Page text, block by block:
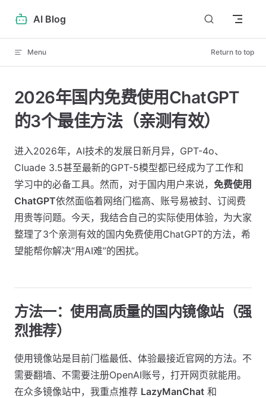
Skip to content
AI Blog
Menu Return to top
2026年国内免费使用ChatGPT
的3个最佳方法（亲测有效）
进入2026年，AI技术的发展日新月异，GPT-4o、
Cluade 3.5甚至最新的GPT-5模型都已经成为了工作和
学习中的必备工具。然而，对于国内用户来说， 免费使用
ChatGPT依然面临着网络门槛高、账号易被封、订阅费
用贵等问题。今天，我结合自己的实际使用体验，为大家
整理了3个亲测有效的国内免费使用ChatGPT的方法，希
望能帮你解决“用AI难”的困扰。
方法一：使用高质量的国内镜像站（强
烈推荐）
使用镜像站是目前门槛最低、体验最接近官网的方法。不
需要翻墙、不需要注册OpenAI账号，打开网页就能用。
在众多镜像站中，我重点推荐 LazyManChat 和